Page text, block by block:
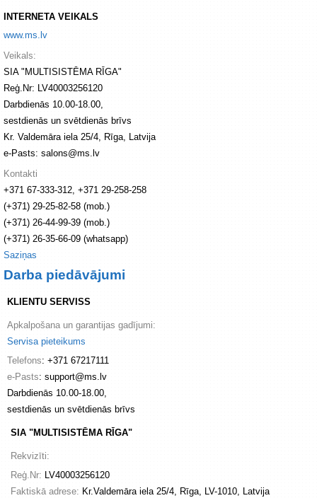
Renewd tehnika, Outlet
INTERNETA VEIKALS
www.ms.lv
Veikals:
SIA "MULTISISTĒMA RĪGA"
Reģ.Nr: LV40003256120
Darbdienās 10.00-18.00,
sestdienās un svētdienās brīvs
Kr. Valdemāra iela 25/4, Rīga, Latvija
e-Pasts: salons@ms.lv
Kontakti
+371 67-333-312, +371 29-258-258
(+371) 29-25-82-58 (mob.)
(+371) 26-44-99-39 (mob.)
(+371) 26-35-66-09 (whatsapp)
Saziņas
Darba piedāvājumi
KLIENTU SERVISS
Apkalpošana un garantijas gadījumi:
Servisa pieteikums
Telefons: +371 67217111
e-Pasts: support@ms.lv
Darbdienās 10.00-18.00,
sestdienās un svētdienās brīvs
SIA "MULTISISTĒMA RĪGA"
Rekvizīti:
Reģ.Nr: LV40003256120
Faktiskā adrese: Kr.Valdemāra iela 25/4, Rīga, LV-1010, Latvija